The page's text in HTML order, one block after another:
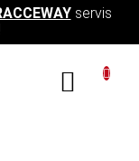
servis